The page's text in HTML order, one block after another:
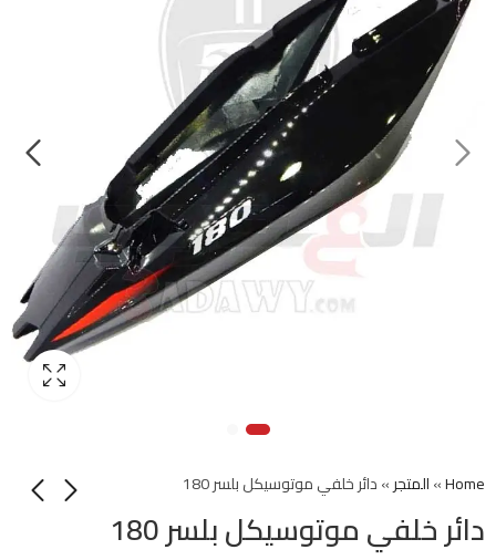
Home
»المتجر»دائر خلفي موتوسيكل بلسر 180
دائر خلفي موتوسيكل بلسر 180